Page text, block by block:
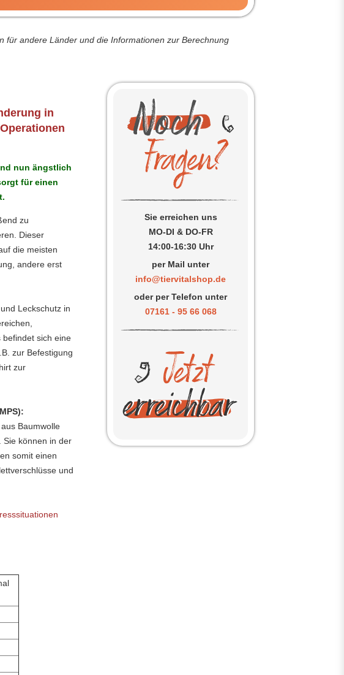
für andere Länder und die Informationen zur Berechnung
Sie erreichen uns
MO-DI & DO-FR
14:00-16:30 Uhr
per Mail unter
info@tiervitalshop.de
oder per Telefon unter
07161 - 95 66 068
in
nun ängstlich
für einen
zu
Dieser
die meisten
andere erst
Leckschutz in
befindet sich eine
zur Befestigung
zur
Baumwolle
Sie können in der
somit einen
und